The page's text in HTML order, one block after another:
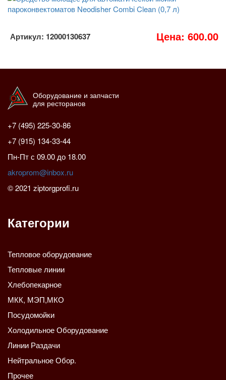
Артикул: 12000130637 Цена: 600.00
Оборудование и запчасти
для ресторанов
+7 (495) 225-30-86
+7 (915) 134-33-44
Пн-Пт с 09.00 до 18.00
akroprom@inbox.ru
© 2021 ziptorgprofi.ru
Категории
Тепловое оборудование
Тепловые линии
Хлебопекарное
МКК, МЭП,МКО
Посудомойки
Холодильное Оборудование
Линии Раздачи
Нейтральное Обор.
Прочее